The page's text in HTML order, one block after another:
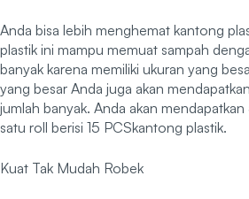
Anda bisa lebih menghemat kantong
plastik ini mampu memuat sampah
banyak karena memiliki ukuran yang
yang besar Anda juga akan
jumlah banyak. Anda akan
satu roll berisi 15 PCSkantong plastik.
Kuat Tak Mudah Robek